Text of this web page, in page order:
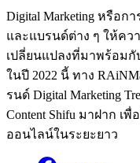
Digital Marketing หรือ
และแบรนด์ต่าง ๆ ให้ค
เปลี่ยนแปลงที่มาพร้อมกั
ในปี 2022 นี้ ทาง
รนด์ Digital Marketing
Content Shifu มาฝาก
ออนไลน์ในระยะยาว